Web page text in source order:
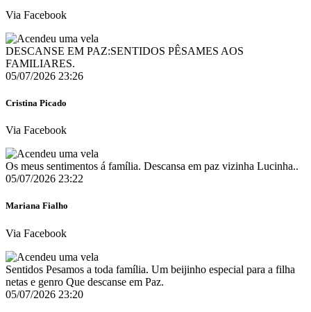
Via Facebook
DESCANSE EM PAZ:SENTIDOS PÊSAMES AOS
FAMILIARES.
05/07/2026 23:26
Cristina Picado
Via Facebook
Os meus sentimentos á família. Descansa em paz vizinha Lucinha..
05/07/2026 23:22
Mariana Fialho
Via Facebook
Sentidos Pesamos a toda família. Um beijinho especial para a filha
netas e genro Que descanse em Paz.
05/07/2026 23:20